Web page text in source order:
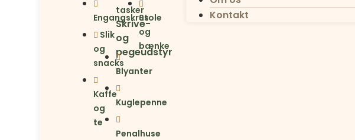
Engangskrus
Slik
og
snacks
Kaffe
og
te
tasker
Skrive-
og
pegeudstyr
Blyanter
Kuglepenne
Penalhuse
Stole
og
bænke
Kontakt